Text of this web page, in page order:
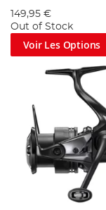
149,95 €
Out of Stock
Voir Les Options